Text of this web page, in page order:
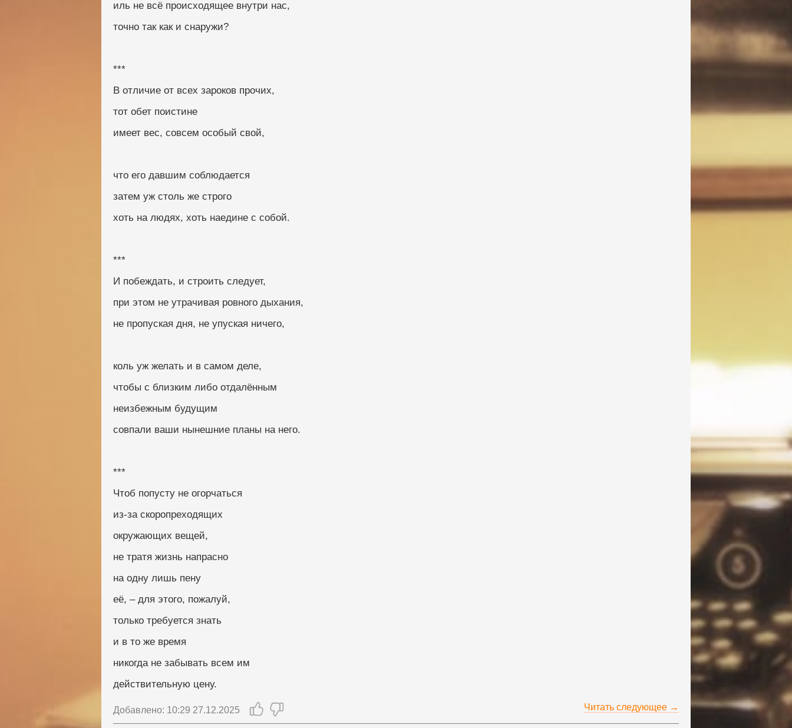
иль не всё происходящее внутри нас,
точно так как и снаружи?
***
В отличие от всех зароков прочих,
тот обет поистине
имеет вес, совсем особый свой,
что его давшим соблюдается
затем уж столь же строго
хоть на людях, хоть наедине с собой.
***
И побеждать, и строить следует,
при этом не утрачивая ровного дыхания,
не пропуская дня, не упуская ничего,
коль уж желать и в самом деле,
чтобы с близким либо отдалённым
неизбежным будущим
совпали ваши нынешние планы на него.
***
Чтоб попусту не огорчаться
из-за скоропреходящих
окружающих вещей,
не тратя жизнь напрасно
на одну лишь пену
её, – для этого, пожалуй,
только требуется знать
и в то же время
никогда не забывать всем им
действительную цену.
Добавлено: 10:29 27.12.2025 Читать следующее →